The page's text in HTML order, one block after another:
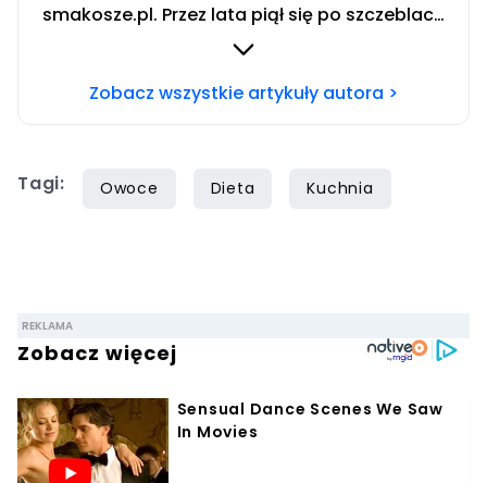
smakosze.pl. Przez lata piął się po szczeblach
przez stanowiska wydawnicze, w serwisach
oraz papilot.pl. Przez ponad rok dbał o serwis
siedem lat, lecz gotowaniem i pisaniem o
Zobacz wszystkie artykuły autora >
Tagi: Owoce Dieta Kuchnia